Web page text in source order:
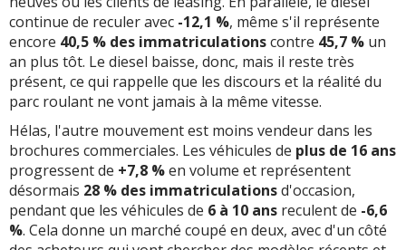
continue de reculer avec -12,1 %, même s'il représente
encore 40,5 % des immatriculationscontre 45,7 % un
an plus tôt. Le diesel baisse, donc, mais il reste très
présent, ce qui rappelle que les discours et la réalité du
parc roulant ne vont jamais à la même vitesse.
Hélas, l'autre mouvement est moins vendeur dans les
brochures commerciales. Les véhicules de plus de 16 ans
progressent de +7,8 %en volume et représentent
désormais 28 % des immatriculationsd'occasion,
pendant que les véhicules de 6 à 10 ans reculent de -6,6
%. Cela donne un marché coupé en deux, avec d'un côté